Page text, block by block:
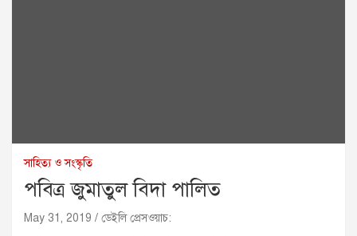
সাহিত্য ও সংস্কৃতি
পবিত্র জুমাতুল বিদা পালিত
May 31, 2019 ডেইলি প্রেসওয়াচ: